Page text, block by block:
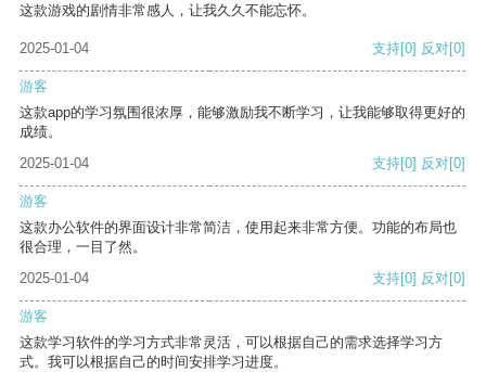
这款游戏的剧情非常感人，让我久久不能忘怀。
2025-01-04 支持[0] 反对[0]
游客
这款app的学习氛围很浓厚，能够激励我不断学习，让我能够取得更好的
成绩。
2025-01-04
支持[0] 反对[0]
游客
这款办公软件的界面设计非常简洁，使用起来非常方便。功能的布局也
很合理，一目了然。
2025-01-04
支持[0] 反对[0]
游客
这款学习软件的学习方式非常灵活，可以根据自己的需求选择学习方
式。我可以根据自己的时间安排学习进度。